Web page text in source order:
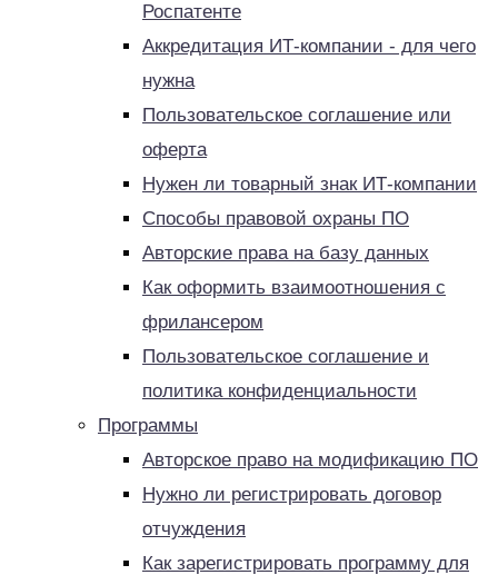
Роспатенте
Аккредитация ИТ-компании - для чего
нужна
Пользовательское соглашение или
оферта
Нужен ли товарный знак ИТ-компании
Способы правовой охраны ПО
Авторские права на базу данных
Как оформить взаимоотношения с
фрилансером
Пользовательское соглашение и
политика конфиденциальности
Программы
Авторское право на модификацию ПО
Нужно ли регистрировать договор
отчуждения
Как зарегистрировать программу для